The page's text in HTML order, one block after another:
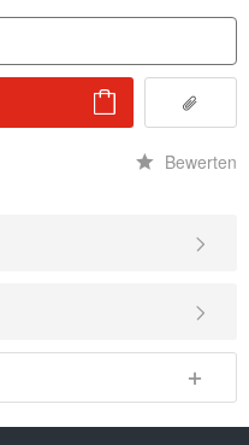
Bewerten